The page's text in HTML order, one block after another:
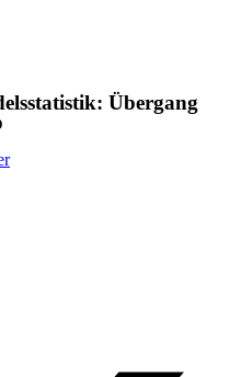
Übergang